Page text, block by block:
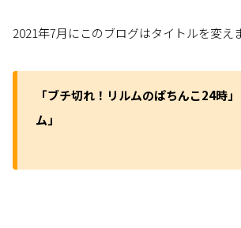
2021年7月にこのブログはタイトルを変え
「ブチ切れ！リルムのぱちんこ24時
ム」